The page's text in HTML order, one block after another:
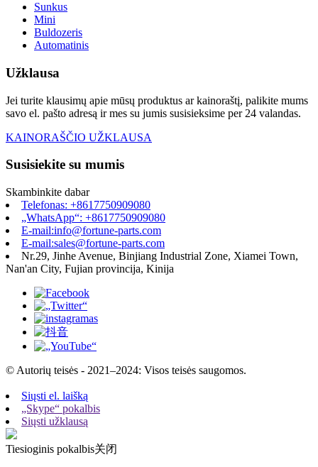
Sunkus
Mini
Buldozeris
Automatinis
Užklausa
Jei turite klausimų apie mūsų produktus ar kainoraštį, palikite mums
savo el. pašto adresą ir mes su jumis susisieksime per 24 valandas.
KAINORAŠČIO UŽKLAUSA
Susisiekite su mumis
Skambinkite dabar
Telefonas: +8617750909080
„WhatsApp“: +8617750909080
E-mail:info@fortune-parts.com
E-mail:sales@fortune-parts.com
Nr.29, Jinhe Avenue, Binjiang Industrial Zone, Xiamei Town,
Nan'an City, Fujian provincija, Kinija
© Autorių teisės - 2021–2024: Visos teisės saugomos.
Siųsti el. laišką
„Skype“ pokalbis
Siųsti užklausą
Tiesioginis pokalbis关闭